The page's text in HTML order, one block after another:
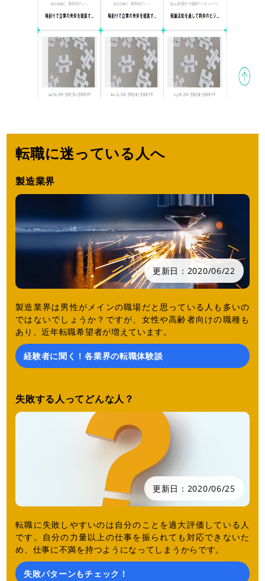
転職に迷っている人へ
製造業界
更新日： 2020/06/22
製造業界は男性がメインの職場だと思っている人も多いの
ではないでしょうか？ですが、女性や高齢者向けの職種も
あり、近年転職希望者が増えています。
経験者に聞く！各業界の転職体験談
失敗する人ってどんな人？
更新日： 2020/06/25
転職に失敗しやすいのは自分のことを過大評価している人
です。自分の力量以上の仕事を振られても対応できないた
め、仕事に不満を持つようになってしまうからです。
失敗パターンもチェック！